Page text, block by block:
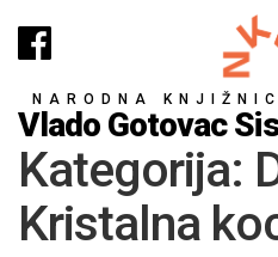
NARODNA
Vlado Gotovac
Kategorija:
Kristalna